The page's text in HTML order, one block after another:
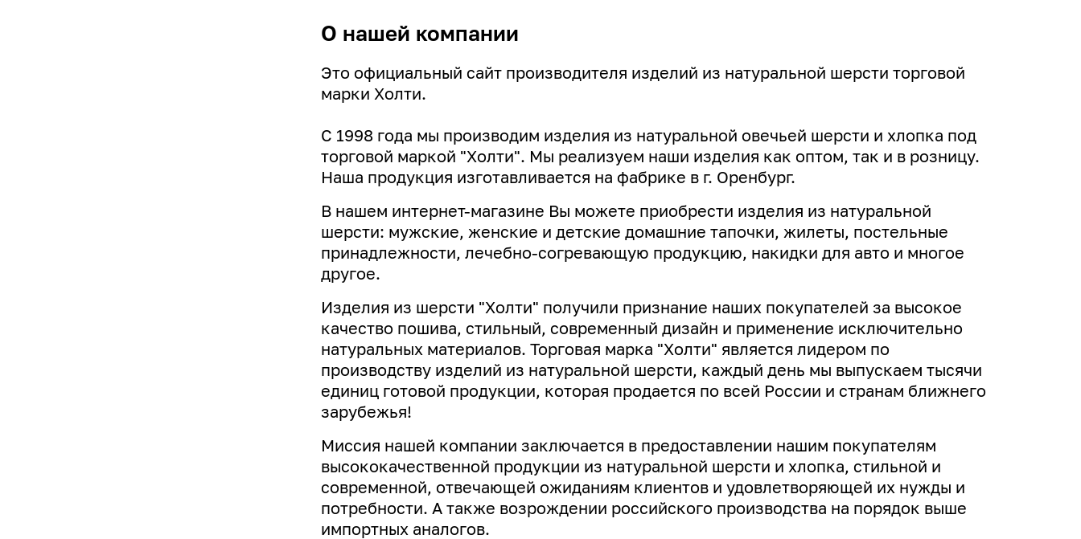
О нашей компании
Это официальный сайт производителя изделий из натуральной шерсти торговой
марки Холти.
С 1998 года мы производим изделия из натуральной овечьей шерсти и хлопка под
торговой маркой "Холти". Мы реализуем наши изделия как оптом, так и в розницу.
Наша продукция изготавливается на фабрике в г. Оренбург.
В нашем интернет-магазине Вы можете приобрести изделия из натуральной
шерсти: мужские, женские и детские домашние тапочки, жилеты, постельные
принадлежности, лечебно-согревающую продукцию, накидки для авто и многое
другое.
Изделия из шерсти "Холти" получили признание наших покупателей за высокое
качество пошива, стильный, современный дизайн и применение исключительно
натуральных материалов. Торговая марка "Холти" является лидером по
производству изделий из натуральной шерсти, каждый день мы выпускаем тысячи
единиц готовой продукции, которая продается по всей России и странам ближнего
зарубежья!
Миссия нашей компании заключается в предоставлении нашим покупателям
высококачественной продукции из натуральной шерсти и хлопка, стильной и
современной, отвечающей ожиданиям клиентов и удовлетворяющей их нужды и
потребности. А также возрождении российского производства на порядок выше
импортных аналогов.